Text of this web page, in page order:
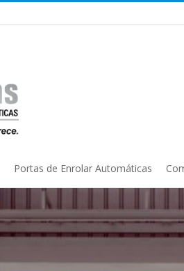
Portas de Enrolar Automáticas